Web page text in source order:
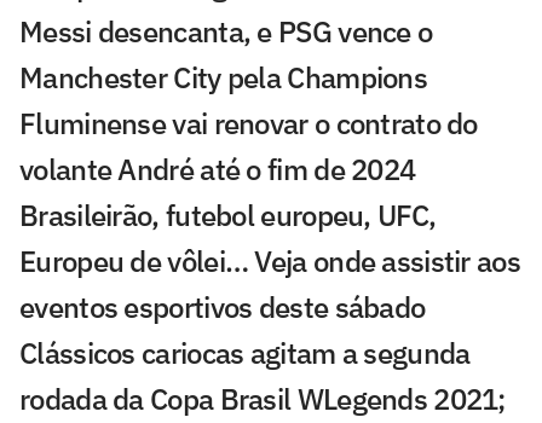
Messi desencanta, e PSG vence o
Manchester City pela Champions
Fluminense vai renovar o contrato do
volante André até o fim de 2024
Brasileirão, futebol europeu, UFC,
Europeu de vôlei… Veja onde assistir aos
eventos esportivos deste sábado
Clássicos cariocas agitam a segunda
rodada da Copa Brasil WLegends 2021;